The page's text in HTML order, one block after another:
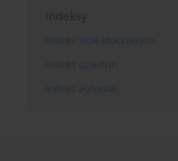
Indeksy
Indeks słów kluczowych
Indeks dziedzin
Indeks autorów